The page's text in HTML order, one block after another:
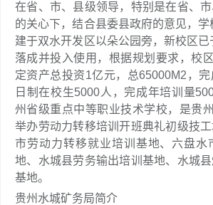
在省、市、县级领导，特别是在省、市
的关心下，结合县委县政府的意见，
建于双水开发区以朵公园旁，新校区
落成并投入使用，根据规划要求，校
定资产总投资1亿元，总65000M2，
日制在校生5000人，完成年培训量
州省级重点中等职业技术学校，是贵
举办劳动力转移培训开班典礼初级技
市劳动力转移就业培训基地、六盘水
地、水城县劳务输出培训基地、水城县
基地。
贵州水城矿务局简介